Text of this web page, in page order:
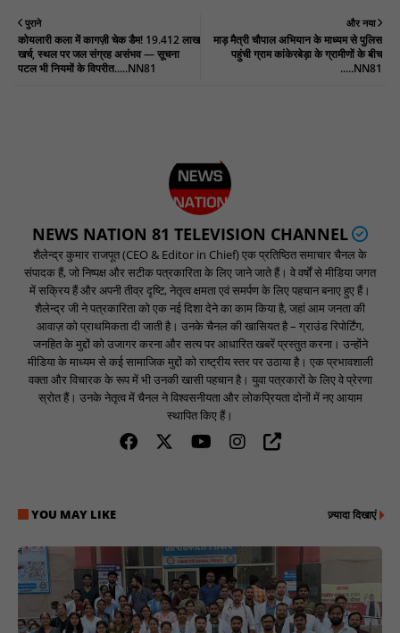
और नया
माड़ मैत्री चौपाल अभियान के माध्यम से पुलिस
पहुंची ग्राम कांकेरबेड़ा के ग्रामीणों के बीच
.....NN81
पुराने
कोयलारी कला में कागज़ी चेक डैम! 19.412 लाख
खर्च, स्थल पर जल संग्रह असंभव — सूचना
पटल भी नियमों के विपरीत.....NN81
NEWS NATION 81 TELEVISION CHANNEL
शैलेन्द्र कुमार राजपूत (CEO & Editor in Chief) एक प्रतिष्ठित समाचार चैनल के
संपादक हैं, जो निष्पक्ष और सटीक पत्रकारिता के लिए जाने जाते हैं। वे वर्षों से मीडिया जगत
में सक्रिय हैं और अपनी तीव्र दृष्टि, नेतृत्व क्षमता एवं समर्पण के लिए पहचान बनाए हुए हैं।
शैलेन्द्र जी ने पत्रकारिता को एक नई दिशा देने का काम किया है, जहां आम जनता की
आवाज़ को प्राथमिकता दी जाती है। उनके चैनल की खासियत है – ग्राउंड रिपोर्टिंग,
जनहित के मुद्दों को उजागर करना और सत्य पर आधारित खबरें प्रस्तुत करना। उन्होंने
मीडिया के माध्यम से कई सामाजिक मुद्दों को राष्ट्रीय स्तर पर उठाया है। एक प्रभावशाली
वक्ता और विचारक के रूप में भी उनकी खासी पहचान है। युवा पत्रकारों के लिए वे प्रेरणा
स्रोत हैं। उनके नेतृत्व में चैनल ने विश्वसनीयता और लोकप्रियता दोनों में नए आयाम
स्थापित किए हैं।
YOU MAY LIKE ज़्यादा दिखाएं